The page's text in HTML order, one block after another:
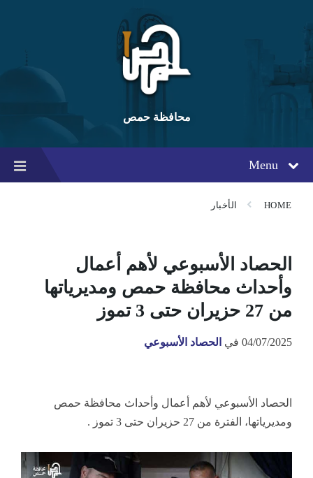
content
main
navigation
footer
محافظة حمص
Menu
HOME الأخبار
الحصاد الأسبوعي لأهم أعمال
وأحداث محافظة حمص ومديرياتها
من 27 حزيران حتى 3 تموز
04/07/2025 في الحصاد الأسبوعي
الحصاد الأسبوعي لأهم أعمال وأحداث محافظة حمص
ومديرياتها، الفترة من 27 حزيران حتى 3 تموز .